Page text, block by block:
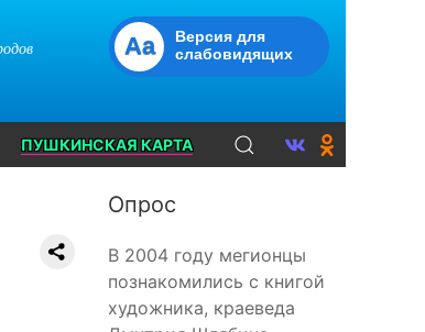
Aa
Версия для
слабовидящих
ПУШКИНСКАЯ КАРТА
Опрос
В 2004 году мегионцы
познакомились с книгой
художника, краеведа